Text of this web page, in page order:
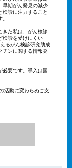
早期がん発見の減少
検診に注力すること
きた私は、がん検診
検診を受けにくい
るがん検診研究助成
チンに関する情報発
必要です。導入は国
活動に変わらぬご支